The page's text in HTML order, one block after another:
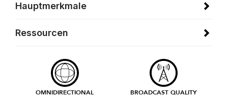
Hauptmerkmale
Ressourcen
OMNIDIRECTIONAL BROADCAST QUALITY